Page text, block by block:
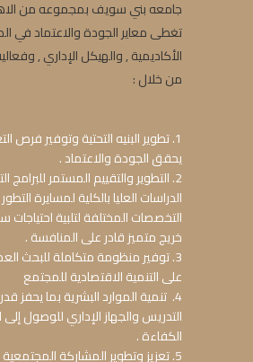
جامعه بني سويف بمجموعه من
تغطى معاير الجودة والاعتماد في
الأكاديمية , والهيكل الإداري ,
من خلال :
1. تطوير البنيه التحتية وتوفير فرص
يحقق الجودة والاعتماد .
2. التطوير والتقييم المستمر للبرامج
الدراسات العليا بالكلية لمسايرة
التخصصات المختلفة لتلبية
خريج متميز قادر على المنافسة .
3. توفير منظومة متكاملة للبحث
على التنمية الاقتصادية للمجتمع
4. تنمية الموارد البشرية بما يحفز
التدريس والجهاز الإداري للوصول
الكفاءة .
5. تعزيز وتطوير المشاركة